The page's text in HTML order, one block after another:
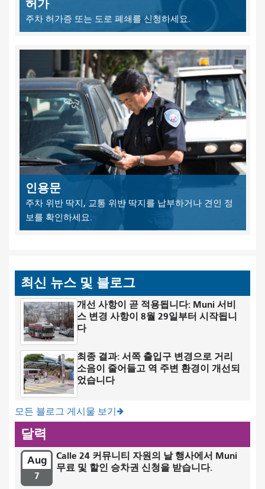
허가
주차 허가증 또는 도로 폐쇄를 신청하세요.
인용문
주차 위반 딱지, 교통 위반 딱지를 납부하거나 견인 정
보를 확인하세요.
최신 뉴스 및 블로그
개선 사항이 곧 적용됩니다: Muni 서비
스 변경 사항이 8월 29일부터 시작됩니
다
최종 결과: 서쪽 출입구 변경으로 거리
소음이 줄어들고 역 주변 환경이 개선되
었습니다
모든 블로그 게시물 보기
달력
Aug
7
Calle 24 커뮤니티 자원의 날 행사에서 Muni
무료 및 할인 승차권 신청을 받습니다.